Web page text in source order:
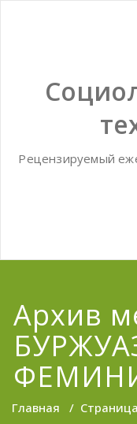
Рецензируемый
Архив
Главная / Страница